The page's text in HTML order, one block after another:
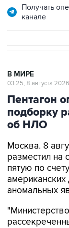
Получать
канале
В МИРЕ
03:25, 8 августа 2026
Пентагон
подборку
об НЛО
Москва. 8
разместил на
пятую по
аномальных